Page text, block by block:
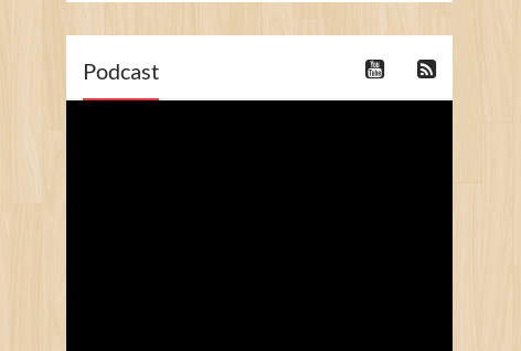
Podcast